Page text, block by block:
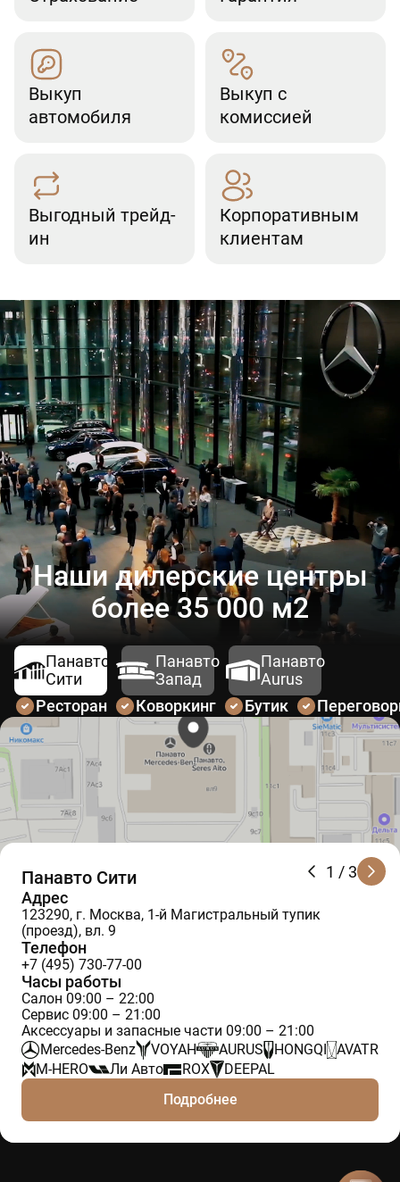
Выкуп
автомобиля
Выкуп с
комиссией
Выгодный трейд-
ин
Корпоративным
клиентам
Наши дилерские центры
более 35 000 м2
Панавто
Сити
Панавто
Запад
Панавто
Aurus
Ресторан
Коворкинг Бутик
1 / 3
Панавто Сити
Адрес
123290, г. Москва, 1-й Магистральный тупик
(проезд), вл. 9
Телефон
+7 (495) 730-77-00
Часы работы
Салон 09:00 – 22:00
Сервис 09:00 – 21:00
Аксессуары и запасные части 09:00 – 21:00
Mercedes-Benz
VOYAH AURUS HONGQI
AVATR
M-HERO
Ли Авто ROX
DEEPAL
Подробнее